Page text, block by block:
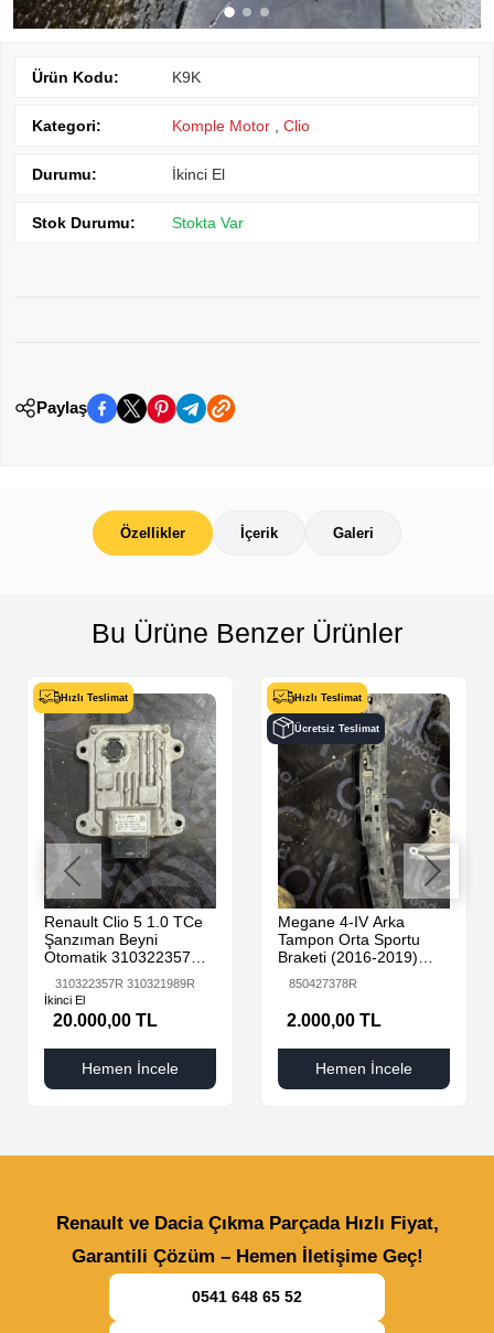
Ürün Kodu: K9K
Kategori: Komple Motor Clio
Durumu: İkinci El
Stok Durumu: Stokta Var
Paylaş
Özellikler İçerik Galeri
Bu Ürüne Benzer Ürünler
Hızlı Teslimat
Renault Clio 5 1.0 TCe
Şanzıman Beyni
Otomatik 310322357R
310322357R 310321989R
İkinci El
20.000,00 TL
Hemen İncele
Hızlı Teslimat
Ücretsiz Teslimat
Megane 4-IV Arka
Tampon Orta Sportu
Braketi (2016-2019)
Mais
850427378R
2.000,00 TL
Hemen İncele
Renault ve Dacia Çıkma Parçada Hızlı Fiyat,
Garantili Çözüm – Hemen İletişime Geç!
0541 648 65 52